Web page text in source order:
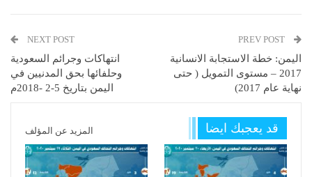
اليمن: خطة الاستجابة الانسانية
2017 – مستوى التمويل ( حتى
نهاية عام 2017)
NEXT POST
انتهاكات وجرائم السعودية
وحلفائها بحق المدنيين في
اليمن بتاريخ 5-2 -2018م
قد يعجبك ايضا المزيد عن المؤلف